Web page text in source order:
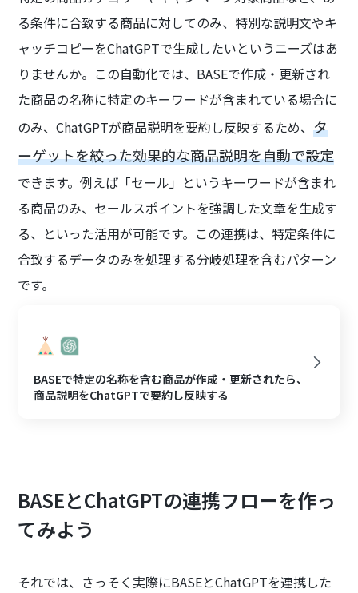
る条件に合致する商品に対してのみ、特別な説明文やキ
ャッチコピーをChatGPTで生成したいというニーズはあ
りませんか。この自動化では、BASEで作成・更新され
た商品の名称に特定のキーワードが含まれている場合に
のみ、ChatGPTが商品説明を要約し反映するため、タ
ーゲットを絞った効果的な商品説明を自動で設定
できます。例えば「セール」というキーワードが含まれ
る商品のみ、セールスポイントを強調した文章を生成す
る、といった活用が可能です。この連携は、特定条件に
合致するデータのみを処理する分岐処理を含むパターン
です。
BASEで特定の名称を含む商品が作成・更新されたら、
商品説明をChatGPTで要約し反映する
BASEとChatGPTの連携フローを作っ
てみよう
それでは、さっそく実際にBASEとChatGPTを連携した